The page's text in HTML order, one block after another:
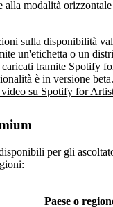
alla modalità
sulla disponibilità
un'etichetta o un
tramite Spotify
è in versione beta.
su Spotify for
per gli
Paese o